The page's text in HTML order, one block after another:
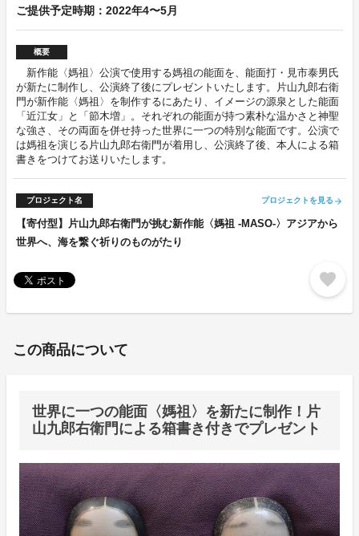
ご提供予定時期：2022年4〜5月
概要
新作能〈媽祖〉公演で使用する媽祖の能面を、能面打・見市泰男氏
が新たに制作し、公演終了後にプレゼントいたします。片山九郎右衛
門が新作能〈媽祖〉を制作するにあたり、イメージの源泉とした能面
「近江女」と「節木増」。それぞれの能面が持つ素朴な温かさと神聖
な強さ、その両面を併せ持った世界に一つの特別な能面です。公演で
は媽祖を演じる片山九郎右衛門が着用し、公演終了後、本人による箱
書きをつけてお送りいたします。
プロジェクト名 プロジェクトを見る arrow_forward
【寄付型】片山九郎右衛門が挑む新作能〈媽祖 -MASO-〉アジアから
世界へ、海を繋ぐ祈りのものがたり
favorite
この商品について
世界に一つの能面〈媽祖〉を新たに制作！片
山九郎右衛門による箱書き付きでプレゼント